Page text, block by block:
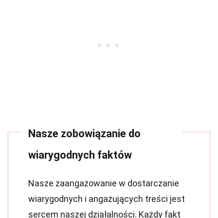
Nasze zobowiązanie do
wiarygodnych faktów
Nasze zaangażowanie w dostarczanie
wiarygodnych i angażujących treści jest
sercem naszej działalności. Każdy fakt